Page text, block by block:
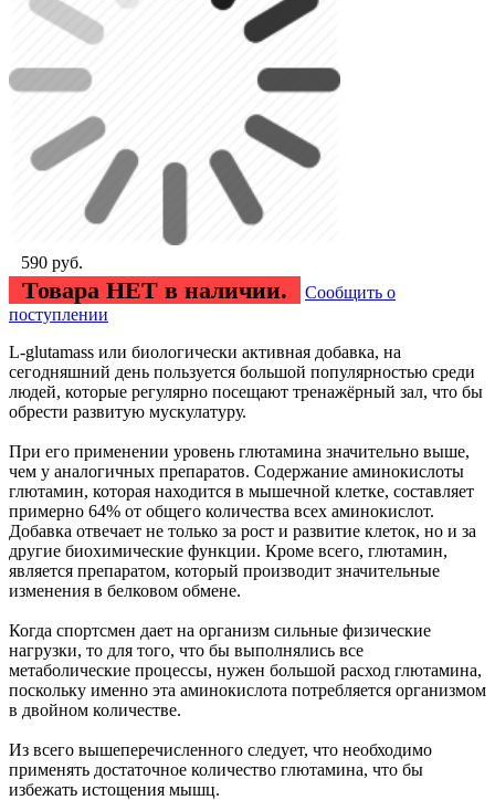
590 руб.
Товара НЕТ в наличии.
Сообщить о
поступлении
L-glutamass или биологически активная добавка, на
сегодняшний день пользуется большой популярностью среди
людей, которые регулярно посещают тренажёрный зал, что бы
обрести развитую мускулатуру.
При его применении уровень глютамина значительно выше,
чем у аналогичных препаратов. Содержание аминокислоты
глютамин, которая находится в мышечной клетке, составляет
примерно 64% от общего количества всех аминокислот.
Добавка отвечает не только за рост и развитие клеток, но и за
другие биохимические функции. Кроме всего, глютамин,
является препаратом, который производит значительные
изменения в белковом обмене.
Когда спортсмен дает на организм сильные физические
нагрузки, то для того, что бы выполнялись все
метаболические процессы, нужен большой расход глютамина,
поскольку именно эта аминокислота потребляется организмом
в двойном количестве.
Из всего вышеперечисленного следует, что необходимо
применять достаточное количество глютамина, что бы
избежать истощения мышц.